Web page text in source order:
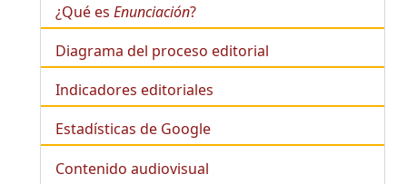
¿Qué es Enunciación?
Diagrama del proceso editorial
Indicadores editoriales
Estadísticas de Google
Contenido audiovisual